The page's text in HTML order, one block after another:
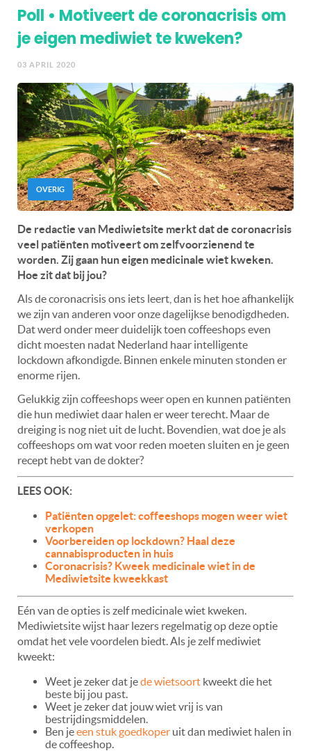
Poll • Motiveert de coronacrisis om
je eigen mediwiet te kweken?
03 APRIL 2020
OVERIG
De redactie van Mediwietsite merkt dat de coronacrisis
veel patiënten motiveert om zelfvoorzienend te
worden. Zij gaan hun eigen medicinale wiet kweken.
Hoe zit dat bij jou?
Als de coronacrisis ons iets leert, dan is het hoe afhankelijk
we zijn van anderen voor onze dagelijkse benodigdheden.
Dat werd onder meer duidelijk toen coffeeshops even
dicht moesten nadat Nederland haar intelligente
lockdown afkondigde. Binnen enkele minuten stonden er
enorme rijen.
Gelukkig zijn coffeeshops weer open en kunnen patiënten
die hun mediwiet daar halen er weer terecht. Maar de
dreiging is nog niet uit de lucht. Bovendien, wat doe je als
coffeeshops om wat voor reden moeten sluiten en je geen
recept hebt van de dokter?
LEES OOK:
Patiënten opgelet: coffeeshops mogen weer wiet
verkopen
Voorbereiden op lockdown? Haal deze
cannabisproducten in huis
Coronacrisis? Kweek medicinale wiet in de
Mediwietsite kweekkast
Eén van de opties is zelf medicinale wiet kweken.
Mediwietsite wijst haar lezers regelmatig op deze optie
omdat het vele voordelen biedt. Als je zelf mediwiet
kweekt:
Weet je zeker dat jede wietsoort kweekt die het
beste bij jou past.
Weet je zeker dat jouw wiet vrij is van
bestrijdingsmiddelen.
Ben jeeen stuk goedkoper uit dan mediwiet halen in
de coffeeshop.